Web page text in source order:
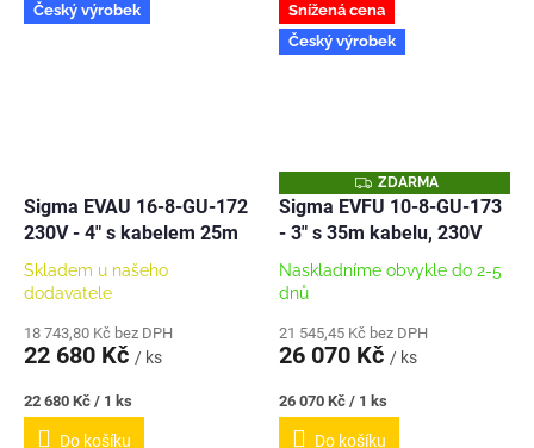
Český výrobek
Sigma EVAU 16-8-GU-172
230V - 4" s kabelem 25m
Skladem u našeho
dodavatele
18 743,80 Kč bez DPH
22 680 Kč / ks
Měrná
cena:
22 680 Kč / 1 ks
Do košíku
Snížená cena
Český výrobek
Z
D
A
R
A
ZDARMA
Sigma EVFU 10-8-GU-173
- 3" s 35m kabelu, 230V
Naskladníme obvykle do 2-5
dnů
21 545,45 Kč bez DPH
26 070 Kč / ks
Měrná
cena:
26 070 Kč / 1 ks
Do košíku